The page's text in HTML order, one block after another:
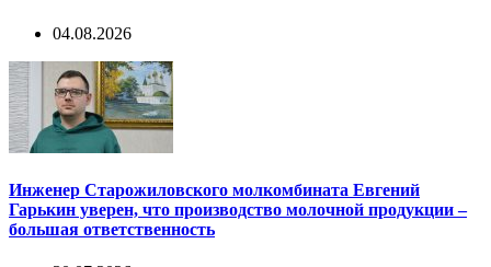
04.08.2026
Инженер Старожиловского молкомбината Евгений
Гарькин уверен, что производство молочной продукции –
большая ответственность